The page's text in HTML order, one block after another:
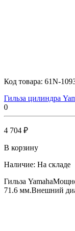
Код товара: 61N-
Гильза цилиндра
0
4 704 ₽
В корзину
Наличие: На складе
Гильза
71.6 мм.Внешний